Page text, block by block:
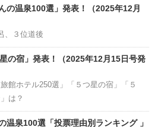
Channel
の温泉100選」発表！（2025年12月
、３位道後
の宿」発表！（2025年12月15日号発
館ホテル250選」「５つ星の宿」「５
は？
温泉100選「投票理由別ランキング 」